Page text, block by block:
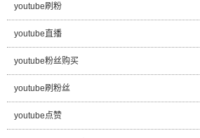
youtube刷粉
youtube直播
youtube粉丝购买
youtube刷粉丝
youtube点赞